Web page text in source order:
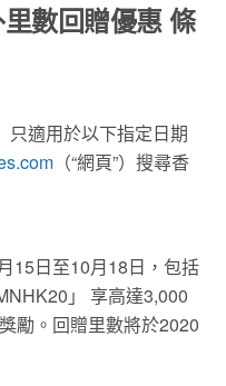
數回贈優惠 條
只適用於以下指定日期
（“網頁”）搜尋香
15日至10月18日，包括
」 享高達3,000
勵。回贈里數將於2020